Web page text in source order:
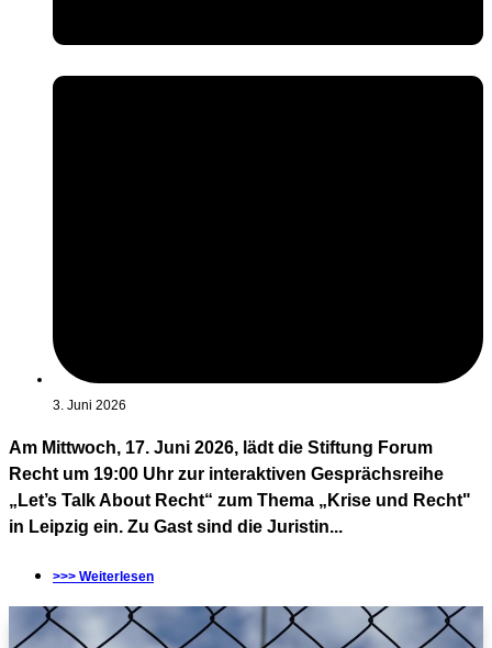
3. Juni 2026
Am Mittwoch, 17. Juni 2026, lädt die Stiftung Forum
Recht um 19:00 Uhr zur interaktiven Gesprächsreihe
„Let’s Talk About Recht“ zum Thema „Krise und Recht"
in Leipzig ein. Zu Gast sind die Juristin...
>>> Weiterlesen